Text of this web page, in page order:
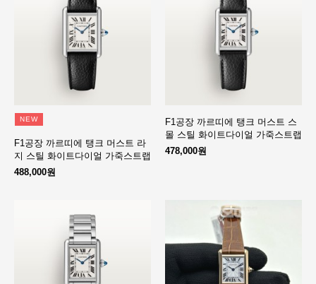
NEW
F1공장 까르띠에 탱크 머스트 라
지 스틸 화이트다이얼 가죽스트랩
488,000원
F1공장 까르띠에 탱크 머스트 스
몰 스틸 화이트다이얼 가죽스트랩
478,000원